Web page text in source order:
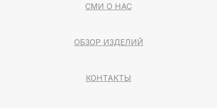
СМИ О НАС
ОБЗОР ИЗДЕЛИЙ
КОНТАКТЫ